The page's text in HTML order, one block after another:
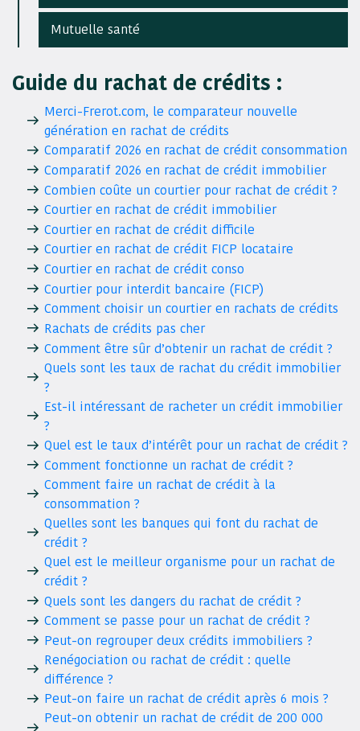
Mutuelle santé
Guide du rachat de crédits :
Merci-Frerot.com, le comparateur nouvelle
génération en rachat de crédits
Comparatif 2026 en rachat de crédit consommation
Comparatif 2026 en rachat de crédit immobilier
Combien coûte un courtier pour rachat de crédit ?
Courtier en rachat de crédit immobilier
Courtier en rachat de crédit difficile
Courtier en rachat de crédit FICP locataire
Courtier en rachat de crédit conso
Courtier pour interdit bancaire (FICP)
Comment choisir un courtier en rachats de crédits
Rachats de crédits pas cher
Comment être sûr d’obtenir un rachat de crédit ?
Quels sont les taux de rachat du crédit immobilier
?
Est-il intéressant de racheter un crédit immobilier
?
Quel est le taux d’intérêt pour un rachat de crédit ?
Comment fonctionne un rachat de crédit ?
Comment faire un rachat de crédit à la
consommation ?
Quelles sont les banques qui font du rachat de
crédit ?
Quel est le meilleur organisme pour un rachat de
crédit ?
Quels sont les dangers du rachat de crédit ?
Comment se passe pour un rachat de crédit ?
Peut-on regrouper deux crédits immobiliers ?
Renégociation ou rachat de crédit : quelle
différence ?
Peut-on faire un rachat de crédit après 6 mois ?
Peut-on obtenir un rachat de crédit de 200 000